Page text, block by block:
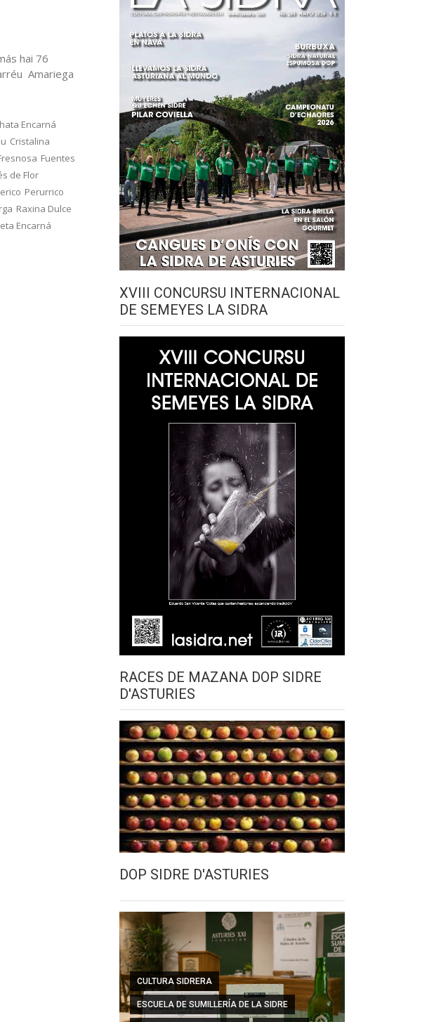
hai 76
Amariega
Encarná
Cristalina
Fuentes
de Flor
Perurrico
Raxina Dulce
Encarná
XVIII CONCURSU INTERNACIONAL
DE SEMEYES LA SIDRA
RACES DE MAZANA DOP SIDRE
D'ASTURIES
DOP SIDRE D'ASTURIES
CULTURA SIDRERA
ESCUELA DE SUMILLERÍA DE LA SIDRE